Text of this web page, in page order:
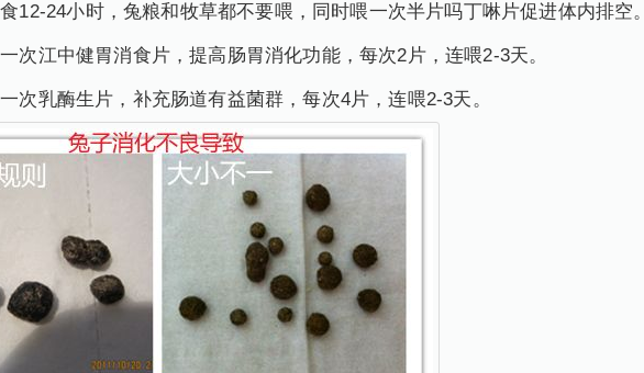
12-24小时，兔粮和牧草都不要喂，同时喂一次半片吗丁啉片促进体内排空。
次江中健胃消食片，提高肠胃消化功能，每次2片，连喂2-3天。
次乳酶生片，补充肠道有益菌群，每次4片，连喂2-3天。